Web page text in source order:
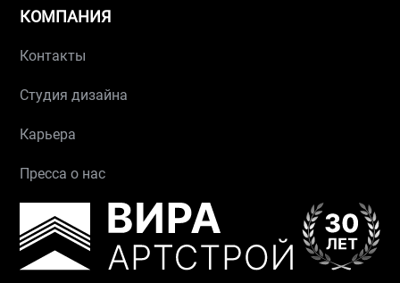
КОМПАНИЯ
Контакты
Студия дизайна
Карьера
Пресса о нас